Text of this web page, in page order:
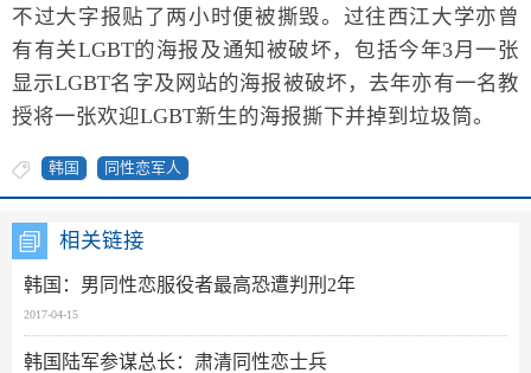
不过大字报贴了两小时便被撕毁。过往西江大学亦曾
有有关LGBT的海报及通知被破坏，包括今年3月一张
显示LGBT名字及网站的海报被破坏，去年亦有一名教
授将一张欢迎LGBT新生的海报撕下并掉到垃圾筒。
韩国 同性恋军人
相关链接
韩国：男同性恋服役者最高恐遭判刑2年
2017-04-15
韩国陆军参谋总长：肃清同性恋士兵